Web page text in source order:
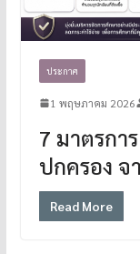
ประกาศ
1 พฤษภาคม 2026
7 มาตรกา
ปกครอง จ
Read More